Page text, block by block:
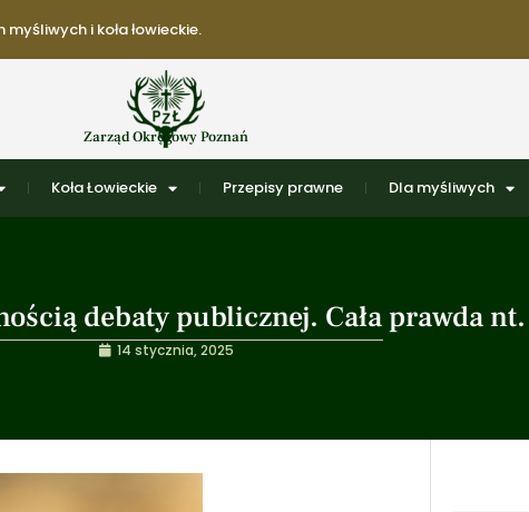
i koła łowieckie.
Zarząd Okręgowy Poznań
Koła Łowieckie Przepisy prawne Dla myśliwych
debaty publicznej. Cała prawda
14 stycznia, 2025